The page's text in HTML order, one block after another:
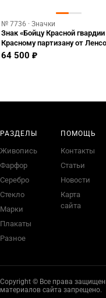
№ 7736 · Значки
Знак «Бойцу Красной гвардии
Красному партизану от
64 500 ₽
РАЗДЕЛЫ
Живопись
Фарфор
Серебро
Стекло
Марки
Плакаты
Разное
ПОМОЩЬ
Контакты
Статьи
Новости
Карта
сайта
Copyright © Все права
материалов сайта запрещено.